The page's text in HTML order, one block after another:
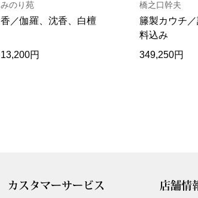
みのり苑
香／伽羅、沈香、白檀
13,200円
橋之口幹夫
籐製カウチ
料込み
349,250円
カスタマーサービス 店舗情